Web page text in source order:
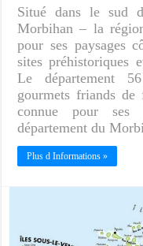
Situé dans le sud
Morbihan – la
pour ses paysages
sites préhistoriques
Le département
gourmets friands
connue pour
département du
Plus d Informations »